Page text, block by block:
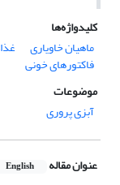
کلیدواژه‌ها
ماهیان خاویاری
فاکتورهای خونی
موضوعات
آبزی پروری
عنوان مقاله English